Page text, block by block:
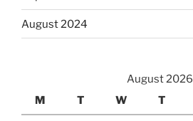
August 2024
August 2026
M
T W T